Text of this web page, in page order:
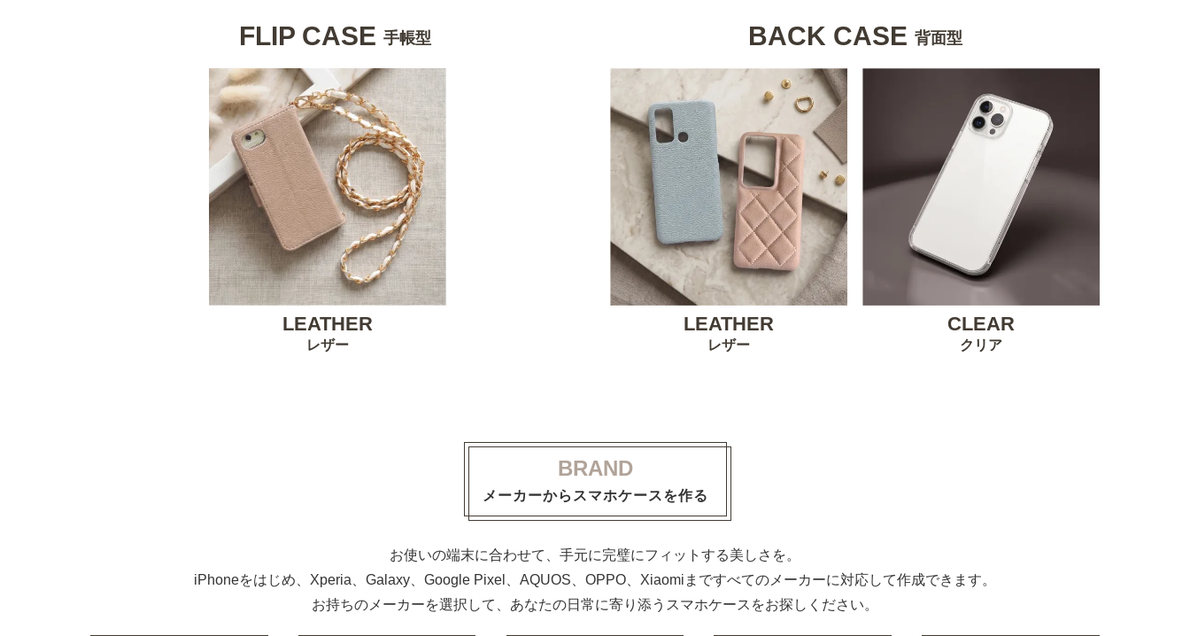
FLIP CASE 手帳型
LEATHER
レザー
BACK CASE 背面型
LEATHER
レザー
CLEAR
クリア
BRAND
メーカーからスマホケースを作る
お使いの端末に合わせて、手元に完璧にフィットする美しさを。
iPhoneをはじめ、Xperia、Galaxy、Google Pixel、AQUOS、OPPO、Xiaomiまですべてのメーカーに対応して作成できます。
お持ちのメーカーを選択して、あなたの日常に寄り添うスマホケースをお探しください。